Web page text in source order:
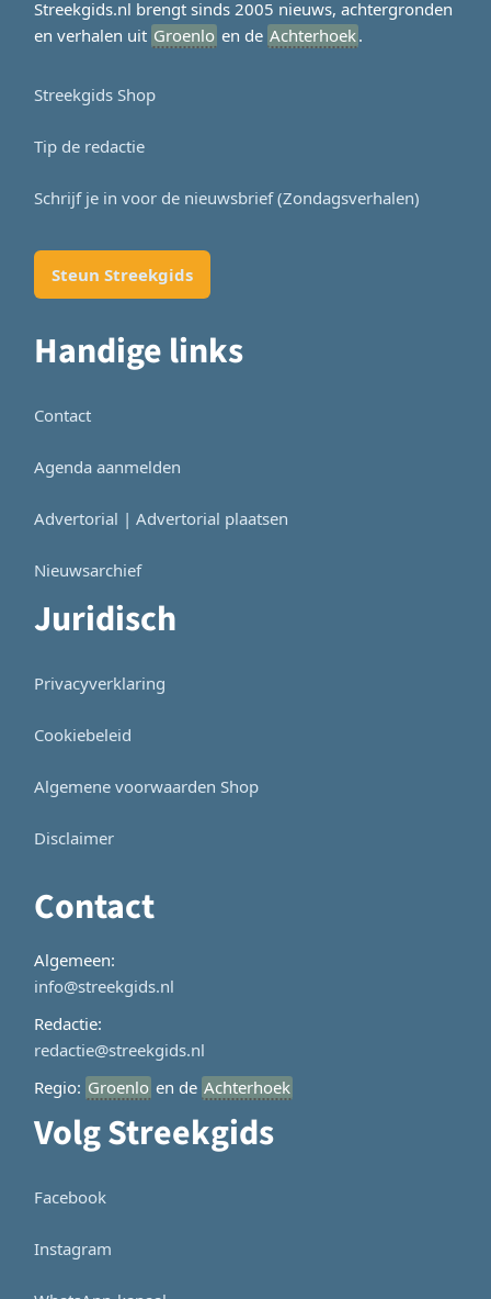
Streekgids.nl brengt sinds 2005 nieuws, achtergronden
en verhalen uit Groenlo en de Achterhoek.
Streekgids Shop
Tip de redactie
Schrijf je in voor de nieuwsbrief (Zondagsverhalen)
Steun Streekgids
Handige links
Contact
Agenda aanmelden
Advertorial | Advertorial plaatsen
Nieuwsarchief
Juridisch
Privacyverklaring
Cookiebeleid
Algemene voorwaarden Shop
Disclaimer
Contact
Algemeen:
info@streekgids.nl
Redactie:
redactie@streekgids.nl
Regio: Groenlo en de Achterhoek
Volg Streekgids
Facebook
Instagram